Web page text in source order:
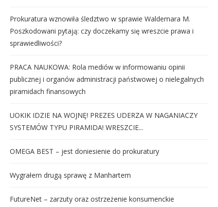
Prokuratura wznowiła śledztwo w sprawie Waldemara M.
Poszkodowani pytają: czy doczekamy się wreszcie prawa i
sprawiedliwości?
PRACA NAUKOWA: Rola mediów w informowaniu opinii
publicznej i organów administracji państwowej o nielegalnych
piramidach finansowych
UOKIK IDZIE NA WOJNĘ! PREZES UDERZA W NAGANIACZY
SYSTEMÓW TYPU PIRAMIDA! WRESZCIE...
OMEGA BEST – jest doniesienie do prokuratury
Wygrałem drugą sprawę z Manhartem
FutureNet – zarzuty oraz ostrzeżenie konsumenckie